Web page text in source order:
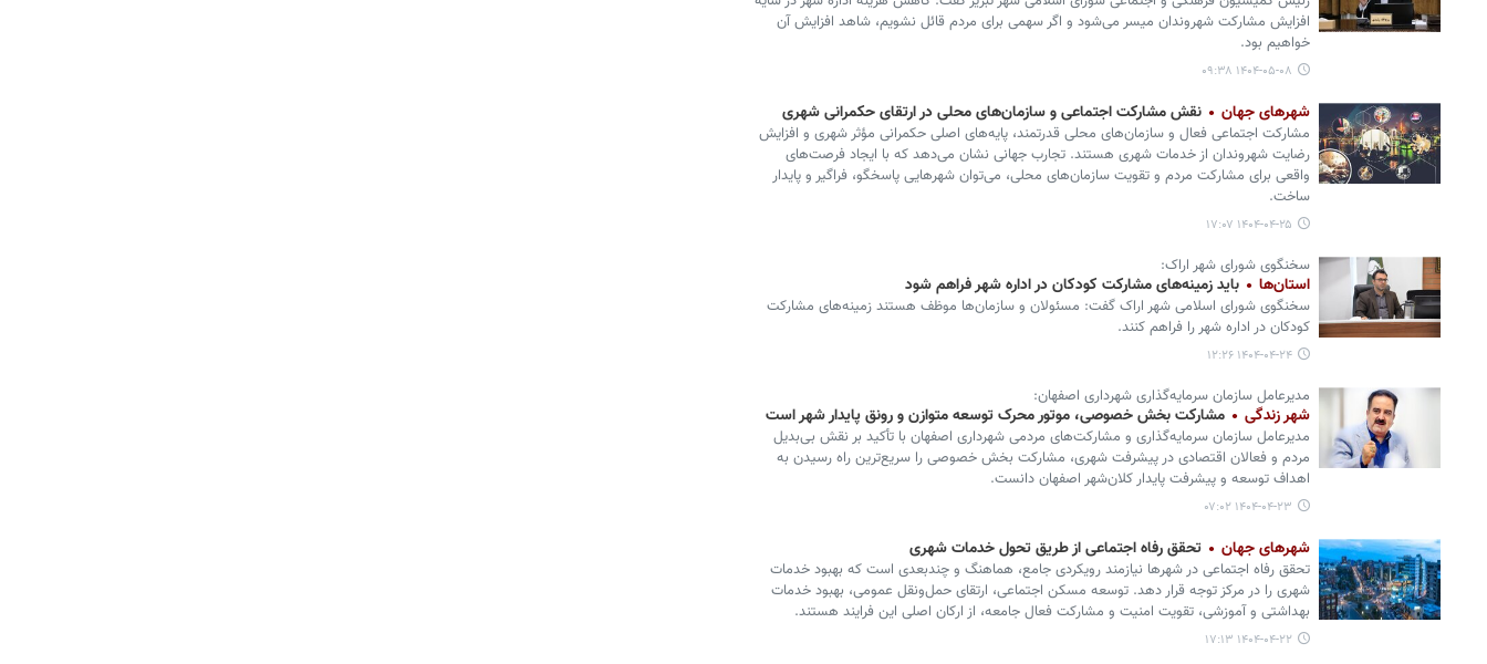
افزایش مشارکت شهروندان میسر می‌شود و اگر سهمی برای مردم قائل نشویم، شاهد افزایش آن
خواهیم بود.
۱۴۰۴-۰۵-۰۸ ۰۹:۳۸
شهرهای جهان نقش مشارکت اجتماعی و سازمان‌های محلی در ارتقای حکمرانی شهری
مشارکت اجتماعی فعال و سازمان‌های محلی قدرتمند، پایه‌های اصلی حکمرانی مؤثر شهری و افزایش
رضایت شهروندان از خدمات شهری هستند. تجارب جهانی نشان می‌دهد که با ایجاد فرصت‌های
واقعی برای مشارکت مردم و تقویت سازمان‌های محلی، می‌توان شهرهایی پاسخگو، فراگیر و پایدار
ساخت.
۱۴۰۴-۰۴-۲۵ ۱۷:۰۷
سخنگوی شورای شهر اراک:
استان‌ها باید زمینه‌های مشارکت کودکان در اداره شهر فراهم شود
سخنگوی شورای اسلامی شهر اراک گفت: مسئولان و سازمان‌ها موظف هستند زمینه‌های مشارکت
کودکان در اداره شهر را فراهم کنند.
۱۴۰۴-۰۴-۲۴ ۱۲:۲۶
مدیرعامل سازمان سرمایه‌گذاری شهرداری اصفهان:
شهر زندگی مشارکت بخش خصوصی، موتور محرک توسعه متوازن و رونق پایدار شهر است
مدیرعامل سازمان سرمایه‌گذاری و مشارکت‌های مردمی شهرداری اصفهان با تأکید بر نقش بی‌بدیل
مردم و فعالان اقتصادی در پیشرفت شهری، مشارکت بخش خصوصی را سریع‌ترین راه رسیدن به
اهداف توسعه و پیشرفت پایدار کلان‌شهر اصفهان دانست.
۱۴۰۴-۰۴-۲۳ ۰۷:۰۲
شهرهای جهان تحقق رفاه اجتماعی از طریق تحول خدمات شهری
تحقق رفاه اجتماعی در شهرها نیازمند رویکردی جامع، هماهنگ و چندبعدی است که بهبود خدمات
شهری را در مرکز توجه قرار دهد. توسعه مسکن اجتماعی، ارتقای حمل‌ونقل عمومی، بهبود خدمات
بهداشتی و آموزشی، تقویت امنیت و مشارکت فعال جامعه، از ارکان اصلی این فرایند هستند.
۱۴۰۴-۰۴-۲۲ ۱۷:۱۳